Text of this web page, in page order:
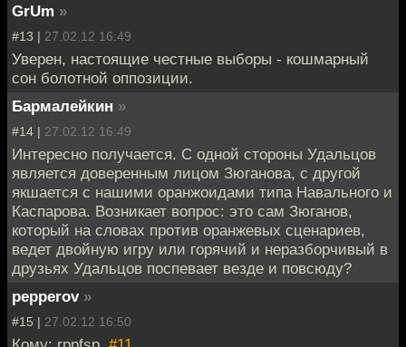
GrUm »
#13 | 27.02.12 16:49
Уверен, настоящие честные выборы - кошмарный
сон болотной оппозиции.
Бармалейкин »
#14 | 27.02.12 16:49
Интересно получается. С одной стороны Удальцов
является доверенным лицом Зюганова, с другой
якшается с нашими оранжоидами типа Навального и
Каспарова. Возникает вопрос: это сам Зюганов,
который на словах против оранжевых сценариев,
ведет двойную игру или горячий и неразборчивый в
друзьях Удальцов поспевает везде и повсюду?
pepperov »
#15 | 27.02.12 16:50